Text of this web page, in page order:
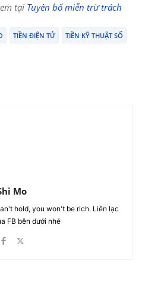
tại Tuyên bố miễn trừ trách
TIỀN ĐIỆN TỬ
TIỀN KỸ THUẬT SỐ
Mo
hold, you won't be rich. Liên lạc
FB bên dưới nhé